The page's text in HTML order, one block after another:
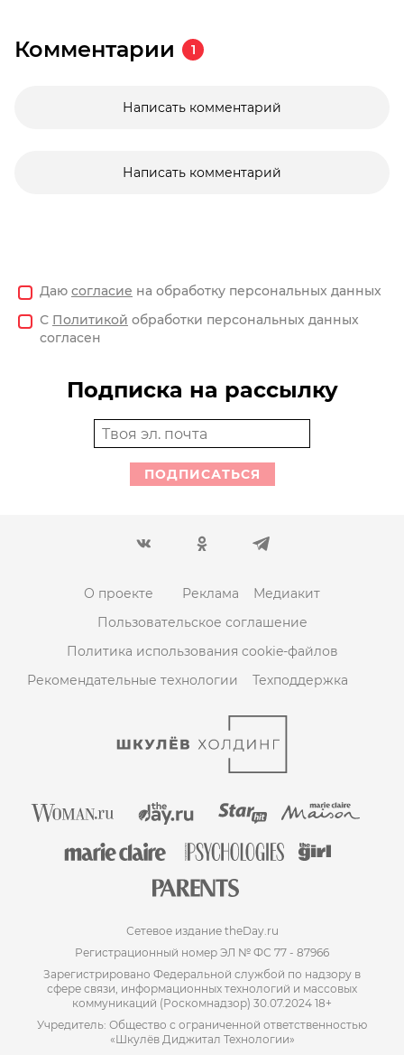
Комментарии 1
Написать комментарий
Написать комментарий
Даю согласие на обработку персональных данных
С Политикой обработки персональных данных
согласен
Подписка на рассылку
ПОДПИСАТЬСЯ
О проекте Реклама
Медиакит
Пользовательское соглашение
Политика использования cookie-файлов
Рекомендательные технологии
Техподдержка
Сетевое издание theDay.ru
Регистрационный номер ЭЛ № ФС 77 - 87966
Зарегистрировано Федеральной службой по надзору в
сфере связи, информационных технологий и массовых
коммуникаций (Роскомнадзор) 30.07.2024 18+
Учредитель: Общество с ограниченной ответственностью
«Шкулёв Диджитал Технологии»